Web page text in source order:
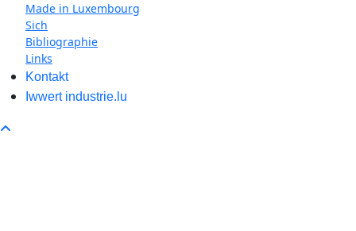
Made in Luxembourg
Sich
Bibliographie
Links
Kontakt
Iwwert industrie.lu